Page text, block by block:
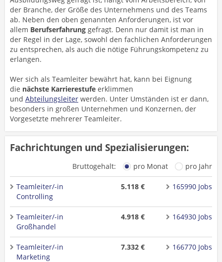
der Branche, der Größe des Unternehmens und des Teams
ab. Neben den oben genannten Anforderungen, ist vor
allem Berufserfahrung gefragt. Denn nur damit ist man in
der Regel in der Lage, sowohl den fachlichen Anforderungen
zu entsprechen, als auch die nötige Führungskompetenz zu
erlangen.
Wer sich als Teamleiter bewährt hat, kann bei Eignung
die nächste Karrierestufe erklimmen
und Abteilungsleiter werden. Unter Umständen ist er dann,
besonders in großen Unternehmen und Konzernen, der
Vorgesetzte mehrerer Teamleiter.
Fachrichtungen und Spezialisierungen:
Bruttogehalt: pro Monat pro Jahr
Teamleiter/-in
Controlling
5.118 € 165990 Jobs
Teamleiter/-in
Großhandel
4.918 € 164930 Jobs
Teamleiter/-in
Marketing
7.332 € 166770 Jobs